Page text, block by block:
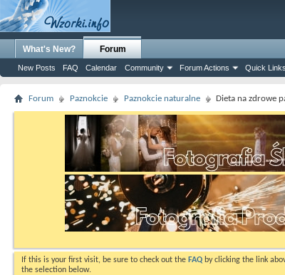
What's New? Forum
New Posts FAQ Calendar Community Forum Actions Quick Links
Forum Paznokcie Paznokcie naturalne Dieta na zdrowe
If this is your first visit, be sure to check out the FAQ by clicking the link
the selection below.